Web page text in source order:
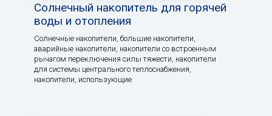
Солнечный накопитель для горячей
воды и отопления
Солнечные накопители, большие накопители,
аварийные накопители, накопители со встроенным
рычагом переключения силы тяжести, накопители
для системы центрального теплоснабжения,
накопители, использующие